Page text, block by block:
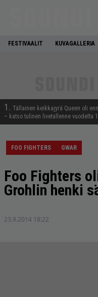
FESTIVAALIT KUVAGALLERIA
1. Tällainen keikkajyrä Queen oli
– katso tulinen livetallenne vuodelta
FOO FIGHTERS GWAR
Foo Fighters
Grohlin henki
23.9.2014 18:22